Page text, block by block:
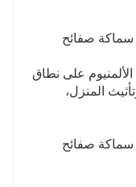
على نطاق
المنزل،